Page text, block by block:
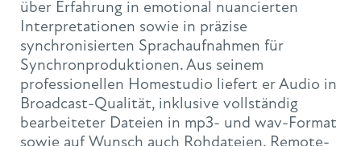
über Erfahrung in emotional nuancierten
Interpretationen sowie in präzise
synchronisierten Sprachaufnahmen für
Synchronproduktionen. Aus seinem
professionellen Homestudio liefert er Audio in
Broadcast-Qualität, inklusive vollständig
bearbeiteter Dateien in mp3- und wav-Format
sowie auf Wunsch auch Rohdateien. Remote-